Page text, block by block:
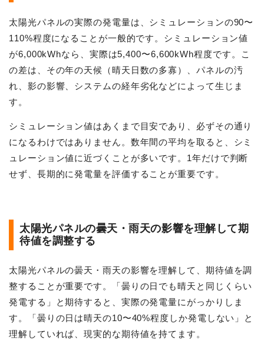
太陽光パネルの実際の発電量は、シミュレーションの90〜
110%程度になることが一般的です。シミュレーション値
が6,000kWhなら、実際は5,400〜6,600kWh程度です。こ
の差は、その年の天候（晴天日数の多寡）、パネルの汚
れ、影の影響、システムの経年劣化などによって生じま
す。
シミュレーション値はあくまで目安であり、必ずその通り
になるわけではありません。数年間の平均を取ると、シミ
ュレーション値に近づくことが多いです。1年だけで判断
せず、長期的に発電量を評価することが重要です。
太陽光パネルの曇天・雨天の影響を理解して期
待値を調整する
太陽光パネルの曇天・雨天の影響を理解して、期待値を調
整することが重要です。「曇りの日でも晴天と同じくらい
発電する」と期待すると、実際の発電量にがっかりしま
す。「曇りの日は晴天の10〜40%程度しか発電しない」と
理解していれば、現実的な期待値を持てます。